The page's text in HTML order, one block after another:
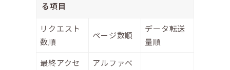
る項目
リクエスト
数順
ページ数順
データ転送
量順
最終アクセ
アルファベ